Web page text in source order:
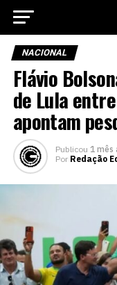
NACIONAL
Flávio
de Lula
apontam
Publicou 1 mês
Por Redação